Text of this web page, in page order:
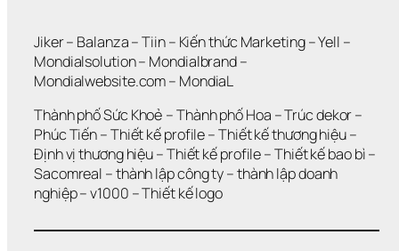
Jiker – Balanza – Tiin – Kiến thức Marketing – Yell
Mondialsolution – Mondialbrand
Mondialwebsite.com – MondiaL
Thành phố Sức Khoẻ – Thành phố Hoa – Trúc dekor
Phúc Tiến – Thiết kế profile – Thiết kế thương hiệu
Định vị thương hiệu – Thiết kế profile – Thiết kế bao bì
Sacomreal – thành lập công ty – thành lập doanh
nghiệp – v1000 – Thiết kế logo